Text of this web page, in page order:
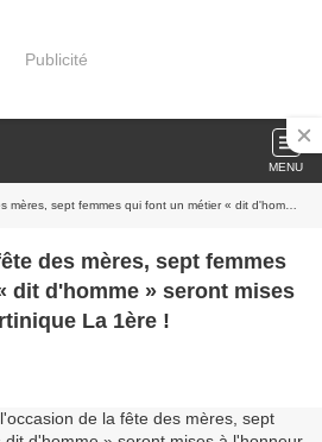
Publicité
MENU
qui font un métier « dit d'homme » seront mises à l'honneur sur Martinique La 1ère !
des mères, sept femmes
dit d'homme » seront mises
La 1ère !